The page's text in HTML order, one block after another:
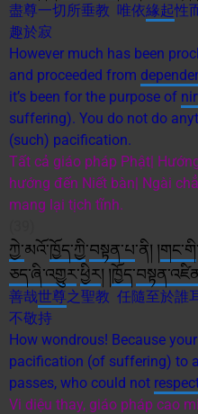
盡尊一切所垂教 唯依緣起性
趣於寂
However much has been
and proceeded from
it’s been for the purpose of
suffering). You do not do
(such) pacification.
Tất cả giáo pháp Phật|
hướng đến Niết bàn| Ngài
mang lại tịch tĩnh.
ཀྱེ་མའོ་ཁྱོད་ཀྱི་བསྟན་པ་ནི། །གང་གི་
ཅད་ཞི་འགྱུར་ཕྱིར། །ཁྱོད་
善哉世尊之聖教 任隨至於誰
不敬持
How wondrous! Because
pacification (of suffering) to
passes, who could not
Vi diệu thay, giáo pháp cao